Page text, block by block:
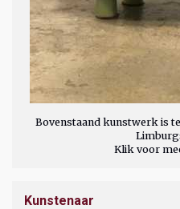
Bovenstaand kunstwerk is
Klik voor
Kunstenaar